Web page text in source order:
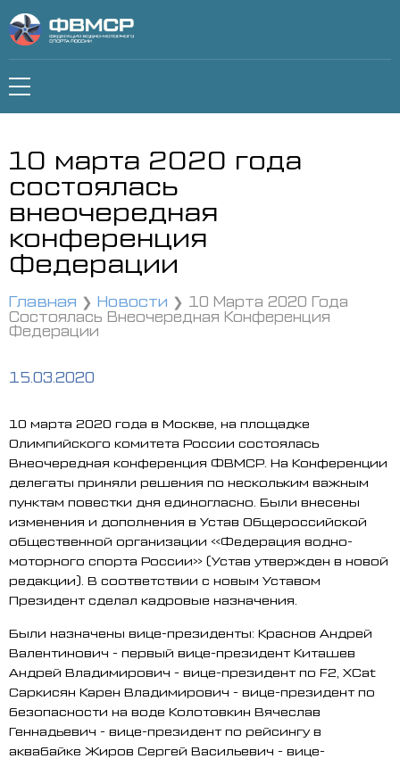
10 марта 2020 года
состоялась
внеочередная
конференция
Федерации
Главная Новости
10 Марта 2020 Года
Состоялась Внеочередная Конференция
Федерации
15.03.2020
10 марта 2020 года в Москве, на площадке
Олимпийского комитета России состоялась
Внеочередная конференция ФВМСР. На Конференции
делегаты приняли решения по нескольким важным
пунктам повестки дня единогласно. Были внесены
изменения и дополнения в Устав Общероссийской
общественной организации «Федерация водно-
моторного спорта России» (Устав утвержден в новой
редакции). В соответствии с новым Уставом
Президент сделал кадровые назначения.
Были назначены вице-президенты: Краснов Андрей
Валентинович - первый вице-президент Киташев
Андрей Владимирович - вице-президент по F2, XCat
Саркисян Карен Владимирович - вице-президент по
безопасности на воде Колотовкин Вячеслав
Геннадьевич - вице-президент по рейсингу в
аквабайке Жиров Сергей Васильевич - вице-